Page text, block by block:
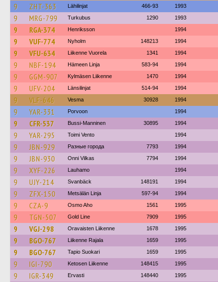
9 ZHT-363 Lähilinjat 466-93 1993
9 MRG-799 Turkubus 1290 1993
9 RGA-374 Henriksson 1994
9 VUF-774 Nyholm 148213 1994
9 VFU-634 Liikenne Vuorela 1341 1994
9 NBF-194 Hämeen Linja 583-94 1994
9 GGM-907 Kylmäsen Liikenne 1470 1994
9 UFV-204 Länsilinjat 514-94 1994
9 VLF-646 Vesma 30928 1994
9 YAR-331 Porvoon 1994
9 CFR-537 Bussi-Manninen 30895 1994
9 YAR-295 Toimi Vento 1994
9 JBN-929 Разные города 7793 1994
9 JBN-930 Onni Vilkas 7794 1994
9 XYF-226 Lauhamo 1994
9 UJY-214 Svanbäck 148191 1994
9 ZFX-150 Metsälän Linja 597-94 1994
9 CZA-9 Osmo Aho 1561 1995
9 TGN-507 Gold Line 7909 1995
9 VGJ-298 Oravaisten Liikenne 1678 1995
9 BGO-767 Liikenne Rajala 1659 1995
9 BGO-767 Tapio Suokari 1659 1995
9 IGI-790 Ketosen Liikenne 148415 1995
9 IGR-349 Ervasti 148440 1995